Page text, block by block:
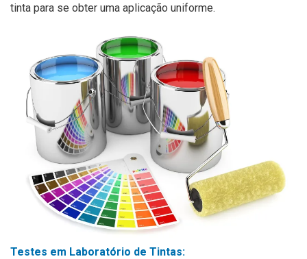
tinta para se obter uma aplicação uniforme.
Testes em Laboratório de Tintas: